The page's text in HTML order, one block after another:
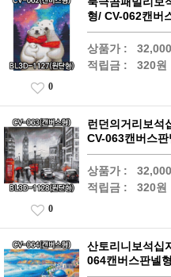
형/ CV-062캔버
상품가 :
적립금 : 320원
0
런던의거리보석
CV-063캔버스
상품가 :
적립금 : 320원
0
산토리니보석십
064캔버스판넬